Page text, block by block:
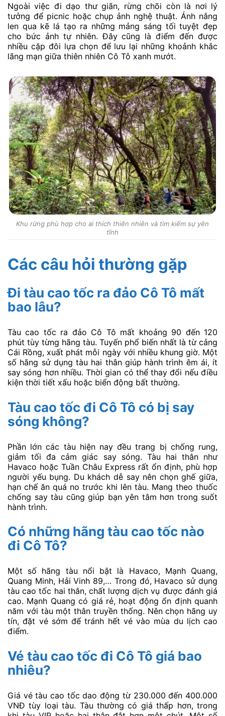
Ngoài việc đi dạo thư giãn, rừng chõi còn là nơi lý
tưởng để picnic hoặc chụp ảnh nghệ thuật. Ánh nắng
len qua kẽ lá tạo ra những mảng sáng tối tuyệt đẹp
cho bức ảnh tự nhiên. Đây cũng là điểm đến được
nhiều cặp đôi lựa chọn để lưu lại những khoảnh khắc
lãng mạn giữa thiên nhiên Cô Tô xanh mướt.
Khu rừng phù hợp cho ai thích thiên nhiên và tìm kiếm sự yên
tĩnh
Các câu hỏi thường gặp
Đi tàu cao tốc ra đảo Cô Tô mất
bao lâu?
Tàu cao tốc ra đảo Cô Tô mất khoảng 90 đến 120
phút tùy từng hãng tàu. Tuyến phổ biến nhất là từ cảng
Cái Rồng, xuất phát mỗi ngày với nhiều khung giờ. Một
số hãng sử dụng tàu hai thân giúp hành trình êm ái, ít
say sóng hơn nhiều. Thời gian có thể thay đổi nếu điều
kiện thời tiết xấu hoặc biển động bất thường.
Tàu cao tốc đi Cô Tô có bị say
sóng không?
Phần lớn các tàu hiện nay đều trang bị chống rung,
giảm tối đa cảm giác say sóng. Tàu hai thân như
Havaco hoặc Tuần Châu Express rất ổn định, phù hợp
người yếu bụng. Du khách dễ say nên chọn ghế giữa,
hạn chế ăn quá no trước khi lên tàu. Mang theo thuốc
chống say tàu cũng giúp bạn yên tâm hơn trong suốt
hành trình.
Có những hãng tàu cao tốc nào
đi Cô Tô?
Một số hãng tàu nổi bật là Havaco, Mạnh Quang,
Quang Minh, Hải Vinh 89,… Trong đó, Havaco sử dụng
tàu cao tốc hai thân, chất lượng dịch vụ được đánh giá
cao. Mạnh Quang có giá rẻ, hoạt động ổn định quanh
năm với tàu một thân truyền thống. Nên chọn hãng uy
tín, đặt vé sớm để tránh hết vé vào mùa du lịch cao
điểm.
Vé tàu cao tốc đi Cô Tô giá bao
nhiêu?
Giá vé tàu cao tốc dao động từ 230.000 đến 400.000
VNĐ tùy loại tàu. Tàu thường có giá thấp hơn, trong